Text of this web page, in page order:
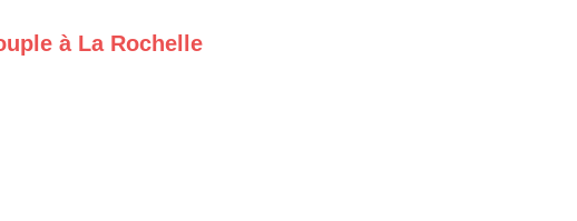
à La Rochelle